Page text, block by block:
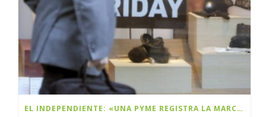
EL INDEPENDIENTE: «UNA PYME REGISTRA LA MARCA BLACK FRIDAY Y PLANEA COBRAR DERECHOS A LAS MULTINACIONALES»